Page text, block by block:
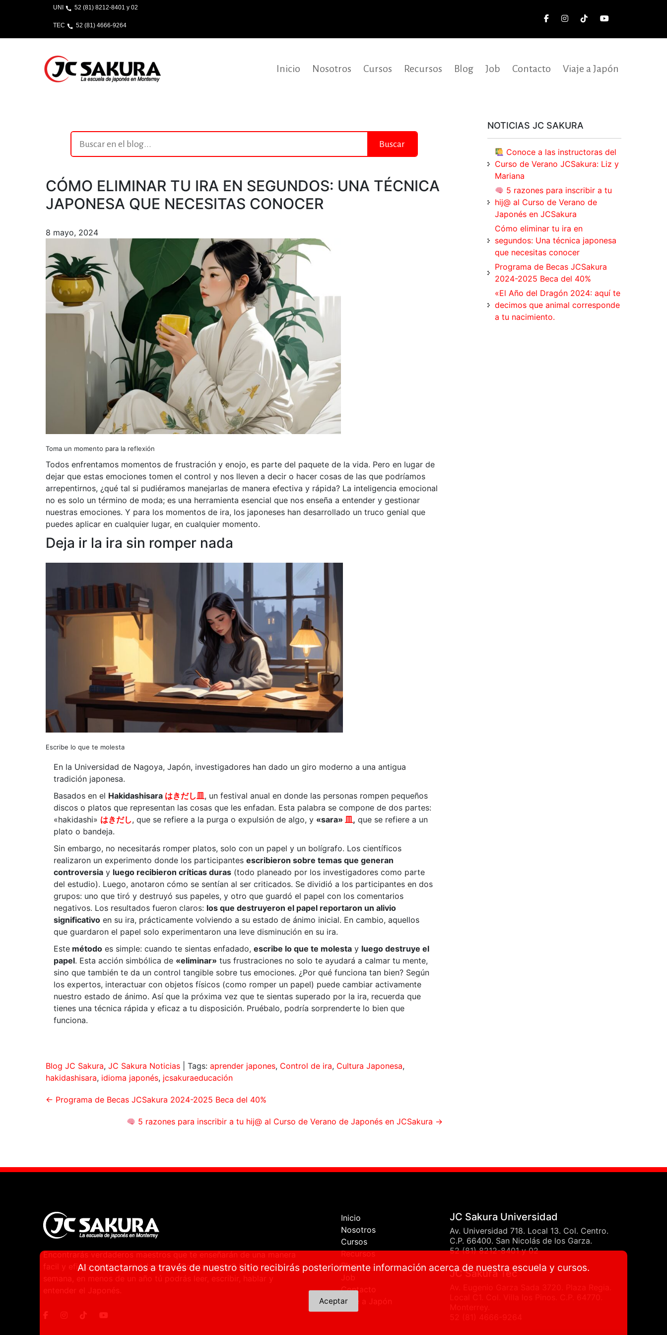
Al contactarnos a través de nuestro sitio recibirás posteriormente información acerca de nuestra escuela y cursos.
Aceptar
UNI 52 (81) 8212-8401 y 02
TEC 52 (81) 4666-9264
Inicio Nosotros Cursos Recursos Blog Job Contacto Viaje a Japón
Buscar
CÓMO ELIMINAR TU IRA EN SEGUNDOS: UNA TÉCNICA
JAPONESA QUE NECESITAS CONOCER
8 mayo, 2024
Toma un momento para la reflexión
Todos enfrentamos momentos de frustración y enojo, es parte del paquete de la vida. Pero en lugar de
dejar que estas emociones tomen el control y nos lleven a decir o hacer cosas de las que podríamos
arrepentirnos, ¿qué tal si pudiéramos manejarlas de manera efectiva y rápida? La inteligencia emocional
no es solo un término de moda; es una herramienta esencial que nos enseña a entender y gestionar
nuestras emociones. Y para los momentos de ira, los japoneses han desarrollado un truco genial que
puedes aplicar en cualquier lugar, en cualquier momento.
Deja ir la ira sin romper nada
Escribe lo que te molesta
En la Universidad de Nagoya, Japón, investigadores han dado un giro moderno a una antigua
tradición japonesa.
Basados en el Hakidashisara はきだし皿, un festival anual en donde las personas rompen pequeños
discos o platos que representan las cosas que les enfadan. Esta palabra se compone de dos partes:
«hakidashi» はきだし, que se refiere a la purga o expulsión de algo, y «sara» 皿, que se refiere a un
plato o bandeja.
Sin embargo, no necesitarás romper platos, solo con un papel y un bolígrafo. Los científicos
realizaron un experimento donde los participantes escribieron sobre temas que generan
controversia y luego recibieron críticas duras (todo planeado por los investigadores como parte
del estudio). Luego, anotaron cómo se sentían al ser criticados. Se dividió a los participantes en dos
grupos: uno que tiró y destruyó sus papeles, y otro que guardó el papel con los comentarios
negativos. Los resultados fueron claros: los que destruyeron el papel reportaron un alivio
significativo en su ira, prácticamente volviendo a su estado de ánimo inicial. En cambio, aquellos
que guardaron el papel solo experimentaron una leve disminución en su ira.
Este método es simple: cuando te sientas enfadado, escribe lo que te molesta y luego destruye el
papel. Esta acción simbólica de «eliminar» tus frustraciones no solo te ayudará a calmar tu mente,
sino que también te da un control tangible sobre tus emociones. ¿Por qué funciona tan bien? Según
los expertos, interactuar con objetos físicos (como romper un papel) puede cambiar activamente
nuestro estado de ánimo. Así que la próxima vez que te sientas superado por la ira, recuerda que
tienes una técnica rápida y eficaz a tu disposición. Pruébalo, podría sorprenderte lo bien que
funciona.
Blog JC Sakura, JC Sakura Noticias | Tags: aprender japones, Control de ira, Cultura Japonesa,
hakidashisara, idioma japonés, jcsakuraeducación
← Programa de Becas JCSakura 2024-2025 Beca del 40%
5 razones para inscribir a tu hij@ al Curso de Verano de Japonés en JCSakura →
NOTICIAS JC SAKURA
Conoce a las instructoras del
Curso de Verano JCSakura: Liz y
Mariana
5 razones para inscribir a tu
hij@ al Curso de Verano de
Japonés en JCSakura
Cómo eliminar tu ira en
segundos: Una técnica japonesa
que necesitas conocer
Programa de Becas JCSakura
2024-2025 Beca del 40%
«El Año del Dragón 2024: aquí te
decimos que animal corresponde
a tu nacimiento.
Encontrarás verdaderos maestros que te enseñarán de una manera
facil y eficaz el idioma del Japones. Con tan solo 3 horas a la
semana, en menos de un año tú podrás leer, escribir, hablar y
entender el Japonés.
Inicio
Nosotros
Cursos
Recursos
Blog
Job
Contacto
Viaje a Japón
JC Sakura Universidad
Av. Universidad 718. Local 13. Col. Centro.
C.P. 66400. San Nicolás de los Garza.
52 (81) 8212-8401 y 02
JC Sakura Tec